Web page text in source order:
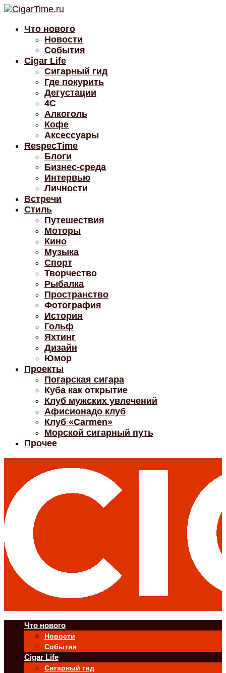
Что нового
Новости
События
Cigar Life
Сигарный гид
Где покурить
Дегустации
4C
Алкоголь
Кофе
Аксессуары
RespecTime
Блоги
Бизнес-среда
Интервью
Личности
Встречи
Стиль
Путешествия
Моторы
Кино
Музыка
Спорт
Творчество
Рыбалка
Пространство
Фотография
История
Гольф
Яхтинг
Дизайн
Юмор
Проекты
Погарская сигара
Куба как открытие
Клуб мужских увлечений
Афисионадо клуб
Клуб «Carmen»
Морской сигарный путь
Прочее
Что нового
Новости
События
Cigar Life
Сигарный гид